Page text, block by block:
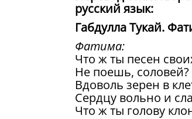
русский язык:
Габдулла Тукай.
Фатима:
Что ж ты песен
Не поешь, соловей?
Вдоволь зерен в
Сердцу вольно и
Что ж ты голову